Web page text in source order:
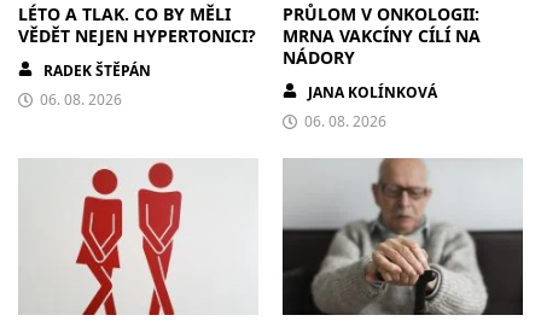
LÉTO A TLAK. CO BY MĚLI
VĚDĚT NEJEN HYPERTONICI?
RADEK ŠTĚPÁN
06. 08. 2026
PRŮLOM V ONKOLOGII:
MRNA VAKCÍNY CÍLÍ NA
NÁDORY
JANA KOLÍNKOVÁ
06. 08. 2026